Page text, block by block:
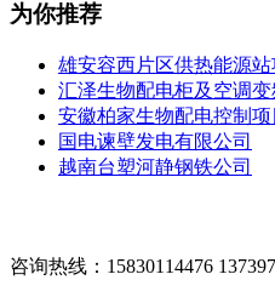
为你推荐
雄安容西片区供热能源站
汇泽生物配电柜及空调
安徽柏家生物配电控制项
国电谏壁发电有限公司
越南台塑河静钢铁公司
咨询热线：15830114476